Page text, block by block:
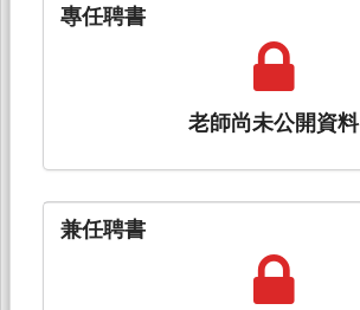
專任聘書
老師尚未公開資料
兼任聘書